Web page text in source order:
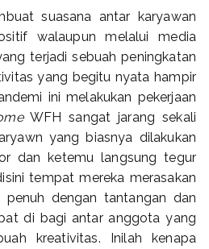
suasana antar karyawan
walaupun melalui media
terjadi sebuah peningkatan
yang begitu nyata hampir
ini melakukan pekerjaan
WFH sangat jarang sekali
yang biasnya dilakukan
dan ketemu langsung tegur
tempat mereka merasakan
penuh dengan tantangan dan
di bagi antar anggota yang
kreativitas. Inilah kenapa